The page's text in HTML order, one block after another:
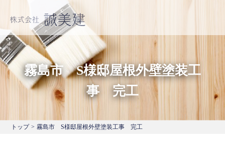
霧島市 S様邸屋根外壁塗装工
事 完工
トップ > 霧島市 S様邸屋根外壁塗装工事 完工